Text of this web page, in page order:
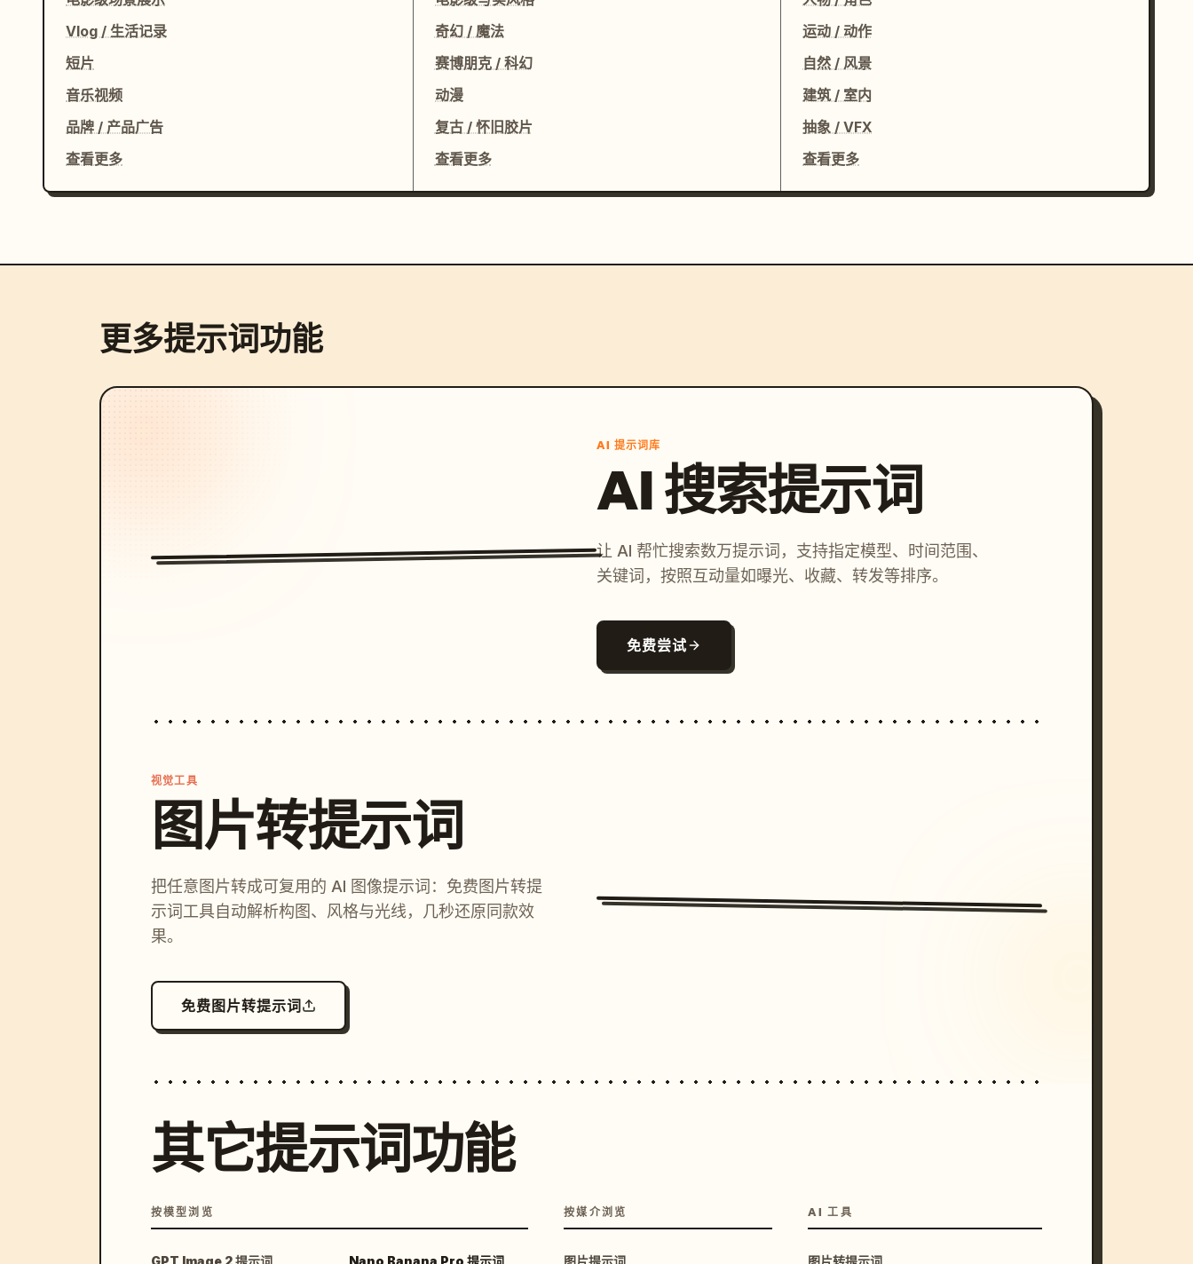
Vlog / 生活记录
短片
音乐视频
品牌 / 产品广告
查看更多
奇幻 / 魔法
赛博朋克 / 科幻
动漫
复古 / 怀旧胶片
查看更多
运动 / 动作
自然 / 风景
建筑 / 室内
抽象 / VFX
查看更多
更多提示词功能
AI 提示词库
AI 搜索提示词
让 AI 帮忙搜索数万提示词，支持指定模型、时间范围、
关键词，按照互动量如曝光、收藏、转发等排序。
免费尝试
视觉工具
图片转提示词
把任意图片转成可复用的 AI 图像提示词：免费图片转提
示词工具自动解析构图、风格与光线，几秒还原同款效
果。
免费图片转提示词
其它提示词功能
按模型浏览 按媒介浏览 AI 工具